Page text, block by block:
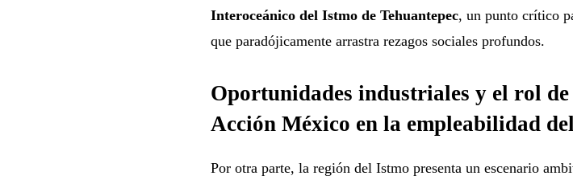
Interoceánico del Istmo de Tehuantepec, un punto crítico
que paradójicamente arrastra rezagos sociales profundos.
Oportunidades industriales y el rol de
Acción México en la empleabilidad
Por otra parte, la región del Istmo presenta un escenario